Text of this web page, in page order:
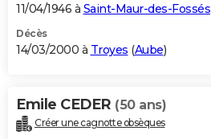
11/04/1946 à Saint-Maur-des-Fossés
Décès
14/03/2000 à Troyes (Aube)
Emile CEDER (50 ans)
Créer une cagnotte obsèques